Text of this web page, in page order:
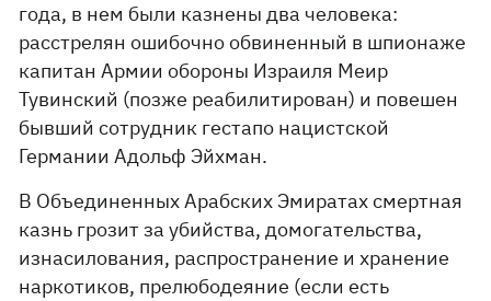
года, в нем были казнены два человека:
расстрелян ошибочно обвиненный в шпионаже
капитан Армии обороны Израиля Меир
Тувинский (позже реабилитирован) и повешен
бывший сотрудник гестапо нацистской
Германии Адольф Эйхман.
В Объединенных Арабских Эмиратах смертная
казнь грозит за убийства, домогательства,
изнасилования, распространение и хранение
наркотиков, прелюбодеяние (если есть